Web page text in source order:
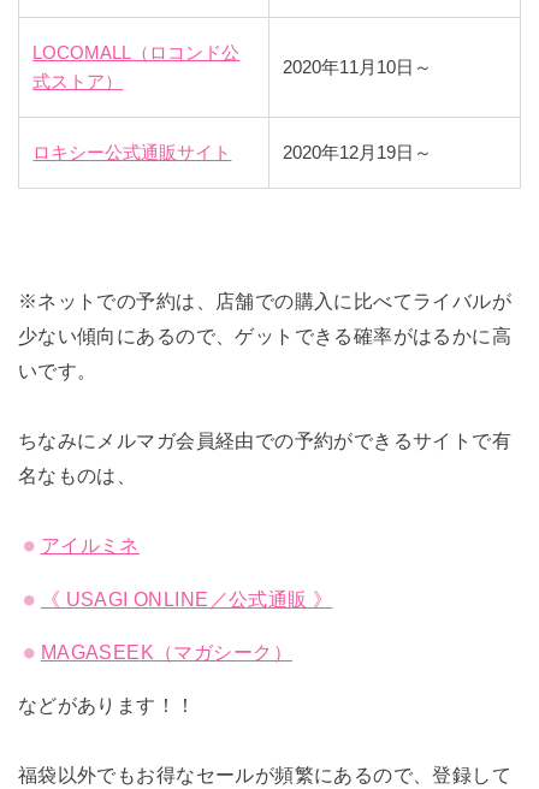
LOCOMALL（ロコンド公
式ストア）
2020年11月10日～
ロキシー公式通販サイト 2020年12月19日～
※ネットでの予約は、店舗での購入に比べてライバルが
少ない傾向にあるので、ゲットできる確率がはるかに高
いです。
ちなみにメルマガ会員経由での予約ができるサイトで有
名なものは、
アイルミネ
《 USAGI ONLINE／公式通販 》
MAGASEEK（マガシーク）
などがあります！！
福袋以外でもお得なセールが頻繁にあるので、登録して